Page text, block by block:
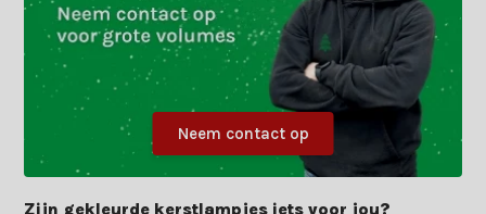
Neem contact op
Zijn gekleurde kerstlampjes iets voor jou?